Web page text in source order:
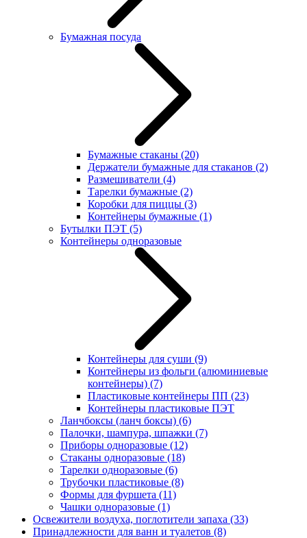
Бумажная посуда
Бумажные стаканы (20)
Держатели бумажные для стаканов (2)
Размешиватели (4)
Тарелки бумажные (2)
Коробки для пиццы (3)
Контейнеры бумажные (1)
Бутылки ПЭТ (5)
Контейнеры одноразовые
Контейнеры для суши (9)
Контейнеры из фольги (алюминиевые
контейнеры) (7)
Пластиковые контейнеры ПП (23)
Контейнеры пластиковые ПЭТ
Ланчбоксы (ланч боксы) (6)
Палочки, шампура, шпажки (7)
Приборы одноразовые (12)
Стаканы одноразовые (18)
Тарелки одноразовые (6)
Трубочки пластиковые (8)
Формы для фуршета (11)
Чашки одноразовые (1)
Освежители воздуха, поглотители запаха (33)
Принадлежности для ванн и туалетов (8)